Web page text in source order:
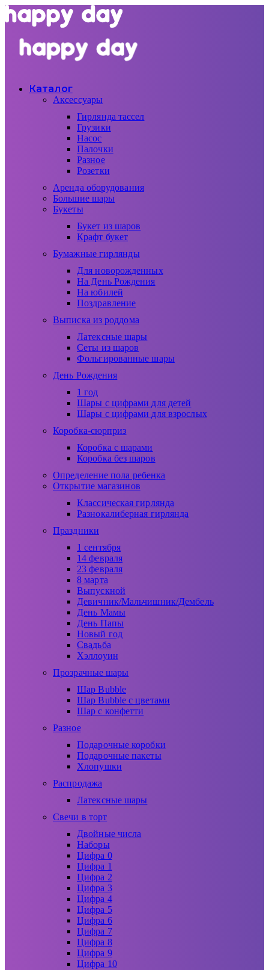
Каталог
Аксессуары
Гирлянда тассел
Грузики
Насос
Палочки
Разное
Розетки
Аренда оборудования
Большие шары
Букеты
Букет из шаров
Крафт букет
Бумажные гирлянды
Для новорожденных
На День Рождения
На юбилей
Поздравление
Выписка из роддома
Латексные шары
Сеты из шаров
Фольгированные шары
День Рождения
1 год
Шары с цифрами для детей
Шары с цифрами для взрослых
Коробка-сюрприз
Коробка с шарами
Коробка без шаров
Определение пола ребенка
Открытие магазинов
Классическая гирлянда
Разнокалиберная гирлянда
Праздники
1 сентября
14 февраля
23 февраля
8 марта
Выпускной
Девичник/Мальчишник/Дембель
День Мамы
День Папы
Новый год
Свадьба
Хэллоуин
Прозрачные шары
Шар Bubble
Шар Bubble с цветами
Шар с конфетти
Разное
Подарочные коробки
Подарочные пакеты
Хлопушки
Распродажа
Латексные шары
Свечи в торт
Двойные числа
Наборы
Цифра 0
Цифра 1
Цифра 2
Цифра 3
Цифра 4
Цифра 5
Цифра 6
Цифра 7
Цифра 8
Цифра 9
Цифра 10